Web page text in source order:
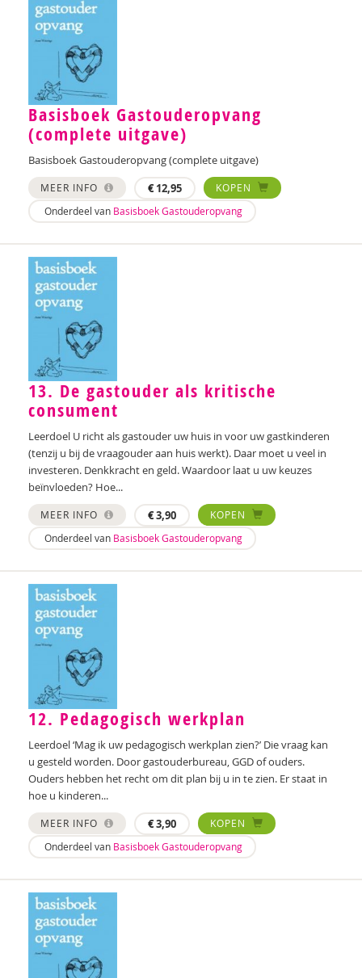
Basisboek Gastouderopvang
(complete uitgave)
Basisboek Gastouderopvang (complete uitgave)
MEER INFO €12,95
KOPEN
Onderdeel van Basisboek Gastouderopvang
13. De gastouder als kritische
consument
Leerdoel U richt als gastouder uw huis in voor uw gastkinderen
(tenzij u bij de vraagouder aan huis werkt). Daar moet u veel in
investeren. Denkkracht en geld. Waardoor laat u uw keuzes
beïnvloeden? Hoe...
MEER INFO €3,90
KOPEN
Onderdeel van Basisboek Gastouderopvang
12. Pedagogisch werkplan
Leerdoel ‘Mag ik uw pedagogisch werkplan zien?’ Die vraag kan
u gesteld worden. Door gastouderbureau, GGD of ouders.
Ouders hebben het recht om dit plan bij u in te zien. Er staat in
hoe u kinderen...
MEER INFO €3,90
KOPEN
Onderdeel van Basisboek Gastouderopvang